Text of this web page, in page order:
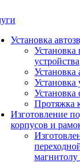
Установка
Установка
устройства
Установка
Установка
Установка
Протяжка
Изготовление
корпусов и